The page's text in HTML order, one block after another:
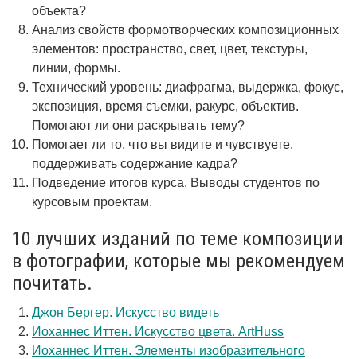
объекта?
Анализ свойств формотворческих композиционных
элементов: пространство, свет, цвет, текстуры,
линии, формы.
Технический уровень: диафрагма, выдержка, фокус,
экспозиция, время съемки, ракурс, объектив.
Помогают ли они раскрывать тему?
Помогает ли то, что вы видите и чувствуете,
поддерживать содержание кадра?
Подведение итогов курса. Выводы студентов по
курсовым проектам.
10 лучших изданий по теме композиции
в фотографии, которые мы рекомендуем
почитать.
Джон Бергер. Искусство видеть
Иоханнес Иттен. Искусство цвета. ArtHuss
Иоханнес Иттен. Элементы изобразительного